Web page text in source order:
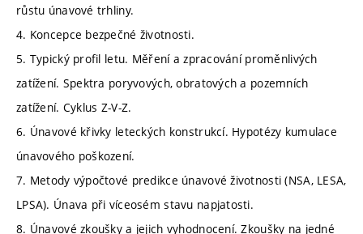
růstu únavové trhliny.
4. Koncepce bezpečné životnosti.
5. Typický profil letu. Měření a zpracování proměnlivých
zatížení. Spektra poryvových, obratových a pozemních
zatížení. Cyklus Z-V-Z.
6. Únavové křivky leteckých konstrukcí. Hypotézy kumulace
únavového poškození.
7. Metody výpočtové predikce únavové životnosti (NSA, LESA,
LPSA). Únava při víceosém stavu napjatosti.
8. Únavové zkoušky a jejich vyhodnocení. Zkoušky na jedné